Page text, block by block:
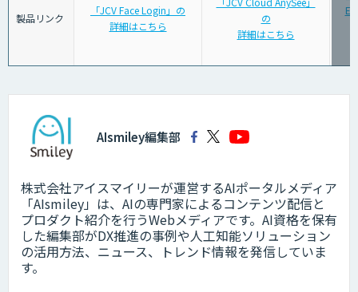
製品リンク
「JCV Face Login」の
詳細はこちら
の
詳細はこちら
AIsmiley編集部
株式会社アイスマイリーが運営するAIポータルメディア
「AIsmiley」は、AIの専門家によるコンテンツ配信と
プロダクト紹介を行うWebメディアです。AI資格を保有
した編集部がDX推進の事例や人工知能ソリューション
の活用方法、ニュース、トレンド情報を発信していま
す。